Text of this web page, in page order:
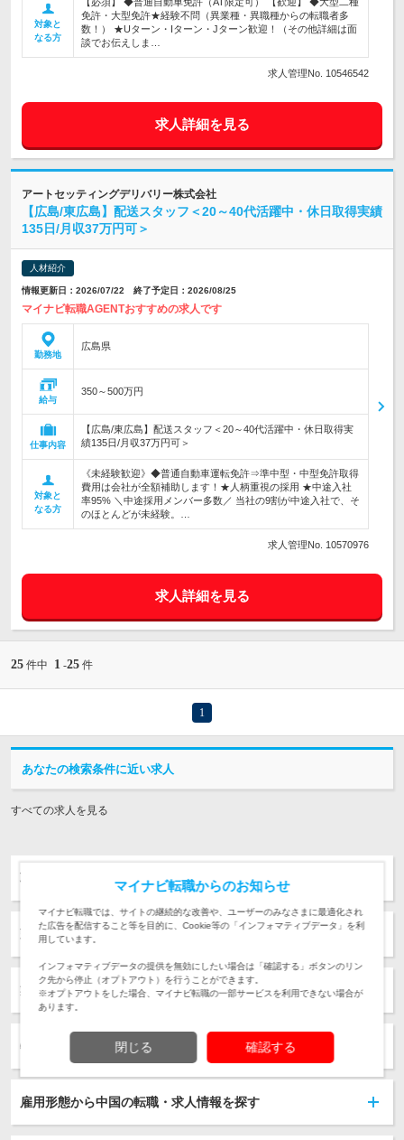
対象と
なる方
免許・大型免許★経験不問（異業種・異職種からの転職者多
数！） ★Uターン・Iターン・Jターン歓迎！（その他詳細は面
談でお伝えしま…
求人管理No. 10546542
求人詳細を見る
アートセッティングデリバリー株式会社
【広島/東広島】配送スタッフ＜20～40代活躍中・休日取得実績
135日/月収37万円可＞
人材紹介
情報更新日：2026/07/22 終了予定日：2026/08/25
マイナビ転職AGENTおすすめの求人です
勤務地
広島県
給与
350～500万円
仕事内容
【広島/東広島】配送スタッフ＜20～40代活躍中・休日取得実
績135日/月収37万円可＞
対象と
なる方
《未経験歓迎》◆普通自動車運転免許⇒準中型・中型免許取得
費用は会社が全額補助します！★人柄重視の採用 ★中途入社
率95% ＼中途採用メンバー多数／ 当社の9割が中途入社で、そ
のほとんどが未経験。…
求人管理No. 10570976
求人詳細を見る
25 件中 1 -25 件
1
あなたの検索条件に近い求人
すべての求人を見る
職種から中国の転職・求人情報を探す
勤務地から転職・求人情報を探す
業種から中国の転職・求人情報を探す
特徴から中国の転職・求人情報を探す
雇用形態から中国の転職・求人情報を探す
マイナビ転職からのお知らせ
マイナビ転職では、サイトの継続的な改善や、ユーザーのみなさまに最適化され
た広告を配信すること等を目的に、Cookie等の「インフォマティブデータ」を利
用しています。
インフォマティブデータの提供を無効にしたい場合は「確認する」ボタンのリン
ク先から停止（オプトアウト）を行うことができます。
※オプトアウトをした場合、マイナビ転職の一部サービスを利用できない場合が
あります。
閉じる 確認する